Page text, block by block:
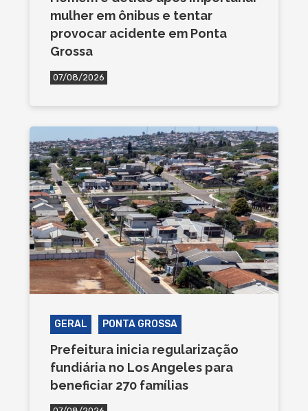
mulher em ônibus e tentar
provocar acidente em Ponta
Grossa
07/08/2026
GERAL PONTA GROSSA
Prefeitura inicia regularização
fundiária no Los Angeles para
beneficiar 270 famílias